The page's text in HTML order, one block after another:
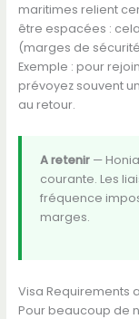
maritimes relient
être espacées :
(marges de
Exemple : pour
prévoyez souvent
au retour.
A retenir—
courante. Les
fréquence
marges.
Visa Requirements
Pour beaucoup de